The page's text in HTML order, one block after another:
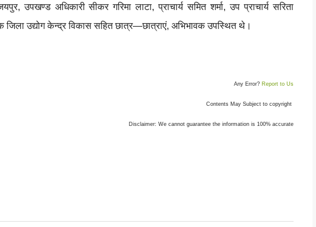
उपखण्ड अधिकारी सीकर गरिमा लाटा, प्राचार्य समित शर्मा, उप प्राचार्य सरिता
जिला उद्योग केन्द्र विकास सहित छात्र—छात्राएं, अभिभावक उपस्थित थे।
Any Error? Report to Us
Contents May Subject to copyright
Disclaimer: We cannot guarantee the information is 100% accurate